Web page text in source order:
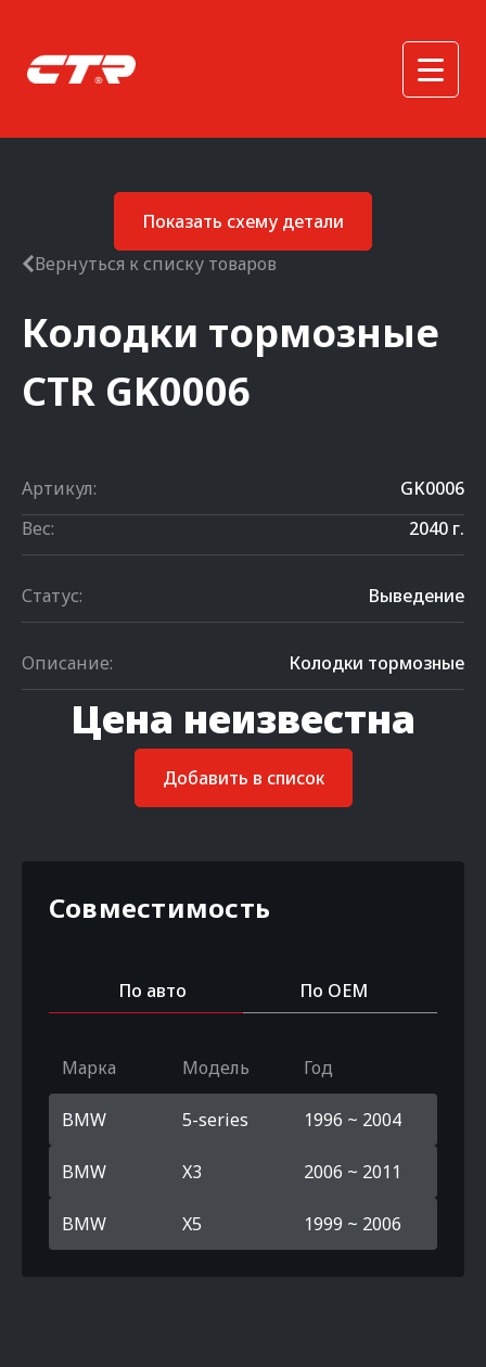
Показать схему детали
Вернуться к списку товаров
Колодки тормозные
CTR GK0006
Артикул:
GK0006
Вес:
2040 г.
Статус: Выведение
Описание: Колодки тормозные
Цена неизвестна
Добавить в список
Совместимость
По авто По OEM
Марка Модель Год
BMW 5-series 1996 ~ 2004
BMW X3 2006 ~ 2011
BMW X5 1999 ~ 2006